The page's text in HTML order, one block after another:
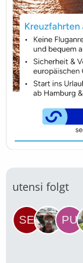
utensi folgt